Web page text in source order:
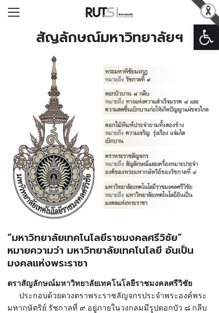
บวิทยาเขตตรัง
รวิทยาเขตตรัง
น่วยงาน
ะบบสารสนเทศ
Search for:สัญลักษณ์มหาวิทยาลัยฯ
“มหาวิทยาลัยเทคโนโลยีราชมงคลศรีวิชัย”
หมายความว่า มหาวิทยาลัยเทคโนโลยี อันเป็น
มงคลแห่งพระราชา
ตราสัญลักษณ์มหาวิทยาลัยเทคโนโลยีราชมงคลศรีวิชัย
ประกอบด้วยดวงตราพระราชลัญจกรประจำพระองค์พระ
มหากษัตริย์ รัชกาลที่ ๙ อยู่ภายในวงกลมมีรูปดอกบัว ๘ กลีบ